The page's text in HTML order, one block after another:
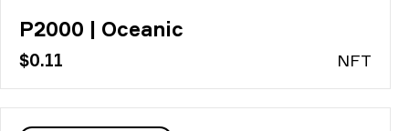
P2000 | Oceanic
$0.11 NFT